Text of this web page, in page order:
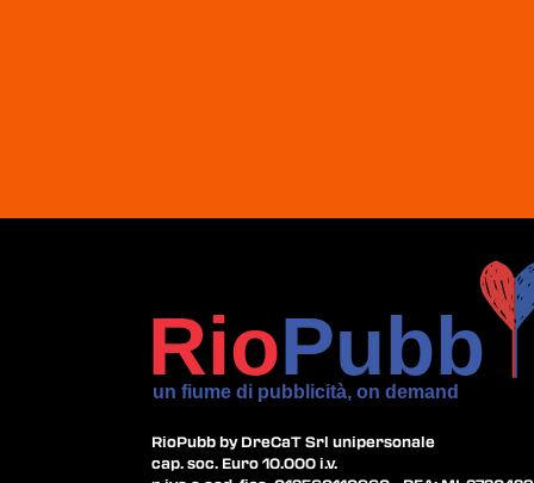
RioPubb by DreCaT Srl unipersonale
cap. soc. Euro 10.000 i.v.